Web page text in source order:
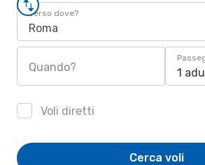
Verso dove?
Roma
Quando? 1
Voli diretti
Cerca voli